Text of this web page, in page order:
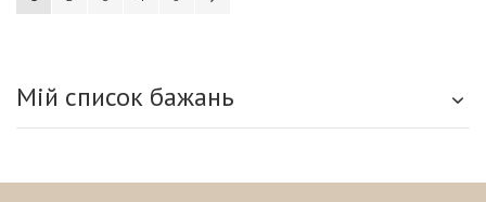
Мій список бажань